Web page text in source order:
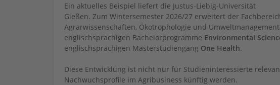
Ein aktuelles Beispiel liefert die Justus-Liebig-Universität
Gießen. Zum Wintersemester 2026/27 erweitert der
Agrarwissenschaften, Ökotrophologie und
englischsprachigen Bachelorprogramme Environmental
englischsprachigen Masterstudiengang One Health.
Diese Entwicklung ist nicht nur für Studieninteressierte
Nachwuchsprofile im Agribusiness künftig werden.